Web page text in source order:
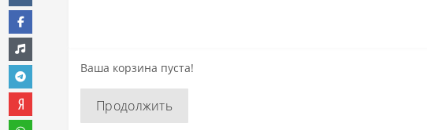
Ваша корзина пуста!
Продолжить